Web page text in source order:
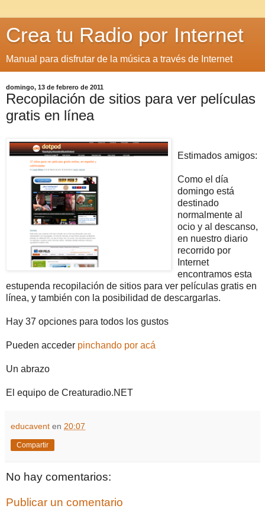
Crea tu Radio por Internet
Manual para disfrutar de la música a través de Internet
domingo, 13 de febrero de 2011
Recopilación de sitios para ver películas
gratis en línea
Estimados amigos:
Como el día
domingo está
destinado
normalmente al
ocio y al descanso,
en nuestro diario
recorrido por
Internet
encontramos esta
estupenda recopilación de sitios para ver películas gratis en
línea, y también con la posibilidad de descargarlas.
Hay 37 opciones para todos los gustos
Pueden acceder pinchando por acá
Un abrazo
El equipo de Creaturadio.NET
educavent en 20:07
Compartir
No hay comentarios:
Publicar un comentario